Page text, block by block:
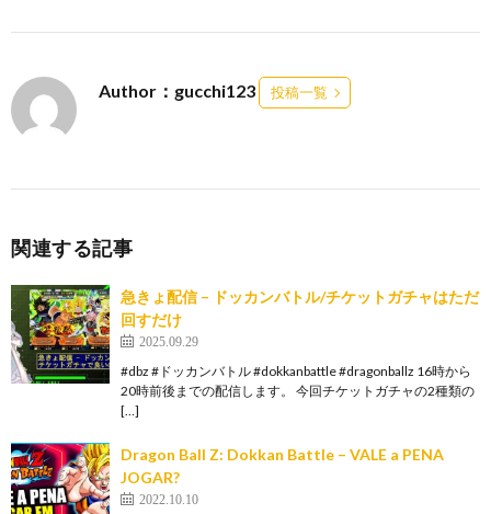
Author：gucchi123 投稿一覧
関連する記事
急きょ配信 – ドッカンバトル/チケットガチャはただ
回すだけ
2025.09.29
#dbz #ドッカンバトル #dokkanbattle #dragonballz 16時から
20時前後までの配信します。 今回チケットガチャの2種類の
[…]
Dragon Ball Z: Dokkan Battle – VALE a PENA
JOGAR?
2022.10.10